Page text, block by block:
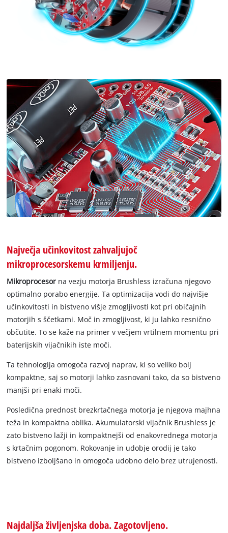
Največja učinkovitost zahvaljujoč
mikroprocesorskemu krmiljenju.
Mikroprocesor na vezju motorja Brushless izračuna njegovo
optimalno porabo energije. Ta optimizacija vodi do najvišje
učinkovitosti in bistveno višje zmogljivosti kot pri običajnih
motorjih s ščetkami. Moč in zmogljivost, ki ju lahko resnično
občutite. To se kaže na primer v večjem vrtilnem momentu pri
baterijskih vijačnikih iste moči.
Ta tehnologija omogoča razvoj naprav, ki so veliko bolj
kompaktne, saj so motorji lahko zasnovani tako, da so bistveno
manjši pri enaki moči.
Posledična prednost brezkrtačnega motorja je njegova majhna
teža in kompaktna oblika. Akumulatorski vijačnik Brushless je
zato bistveno lažji in kompaktnejši od enakovrednega motorja
s krtačnim pogonom. Rokovanje in udobje orodij je tako
bistveno izboljšano in omogoča udobno delo brez utrujenosti.
Najdaljša življenjska doba. Zagotovljeno.